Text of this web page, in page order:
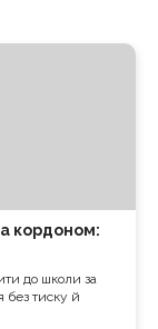
кордоном:
до школи за
без тиску й